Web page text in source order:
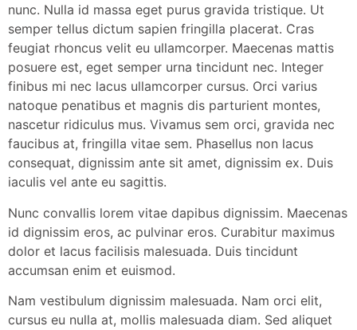
nunc. Nulla id massa eget purus gravida tristique. Ut
semper tellus dictum sapien fringilla placerat. Cras
feugiat rhoncus velit eu ullamcorper. Maecenas mattis
posuere est, eget semper urna tincidunt nec. Integer
finibus mi nec lacus ullamcorper cursus. Orci varius
natoque penatibus et magnis dis parturient montes,
nascetur ridiculus mus. Vivamus sem orci, gravida nec
faucibus at, fringilla vitae sem. Phasellus non lacus
consequat, dignissim ante sit amet, dignissim ex. Duis
iaculis vel ante eu sagittis.
Nunc convallis lorem vitae dapibus dignissim. Maecenas
id dignissim eros, ac pulvinar eros. Curabitur maximus
dolor et lacus facilisis malesuada. Duis tincidunt
accumsan enim et euismod.
Nam vestibulum dignissim malesuada. Nam orci elit,
cursus eu nulla at, mollis malesuada diam. Sed aliquet